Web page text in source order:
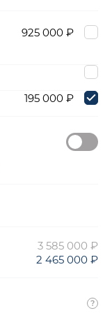
925 000 ₽
195 000 ₽
3 585 000 ₽
2 465 000 ₽